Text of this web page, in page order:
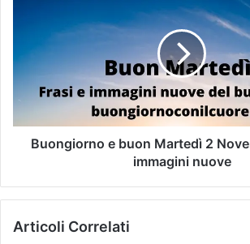
Buongiorno e buon Martedì 2
immagini nuove
Articoli Correlati